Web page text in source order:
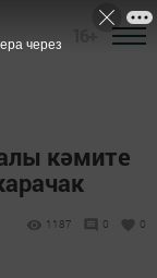
кәмите
1187 0 0
через